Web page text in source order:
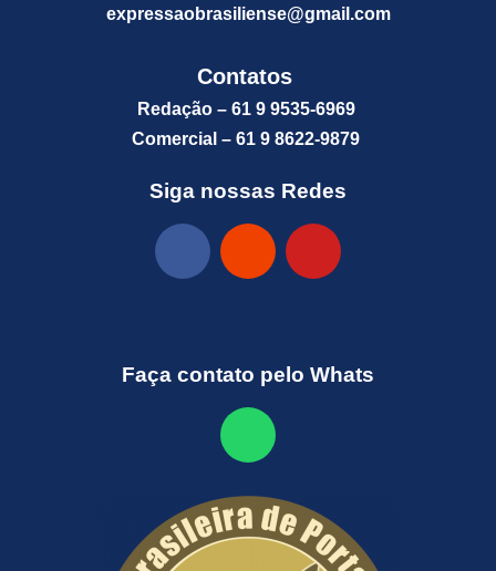
expressaobrasiliense@gmail.com
Contatos
Redação – 61 9 9535-6969
Comercial – 61 9 8622-9879
Siga nossas Redes
Faça contato pelo Whats